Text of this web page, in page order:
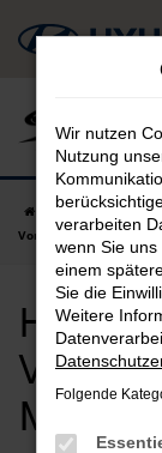
Zum
Hauptinhalt
Startseite
Vorführwagen in
Wir nutzen
Nutzung
verarbeiten
wenn Sie
einem
Sie die
Weitere
Folgende